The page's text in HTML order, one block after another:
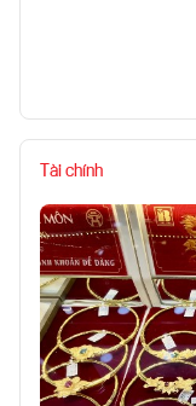
Tài chính